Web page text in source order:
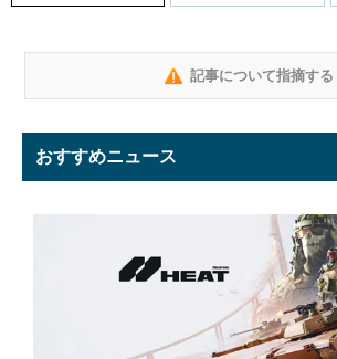
記事について指摘する
おすすめニュース